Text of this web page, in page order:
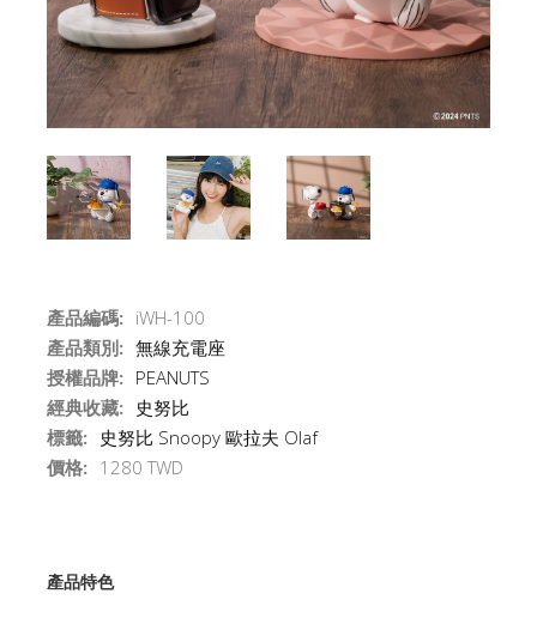
產品編碼: iWH-100
產品類別: 無線充電座
授權品牌: PEANUTS
經典收藏:
史努比
標籤:
史努比 Snoopy 歐拉夫 Olaf
價格: 1280 TWD
產品特色